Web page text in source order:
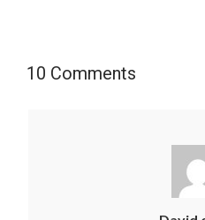
10 Comments